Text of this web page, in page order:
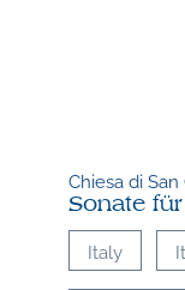
Chiesa di San
Sonate
Italy